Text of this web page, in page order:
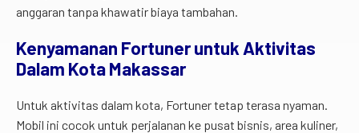
anggaran tanpa khawatir biaya tambahan.
Kenyamanan Fortuner untuk Aktivitas
Dalam Kota Makassar
Untuk aktivitas dalam kota, Fortuner tetap terasa nyaman.
Mobil ini cocok untuk perjalanan ke pusat bisnis, area kuliner,